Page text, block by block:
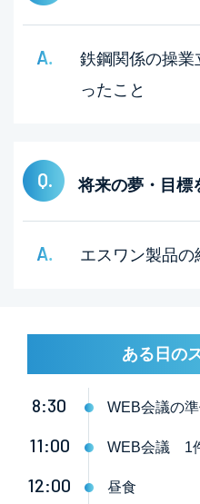
鉄鋼関係の操業
ったこと
将来の夢・目標
エスワン製品
ある日の
8:30 WEB会議の
11:00 WEB会議 1
12:00 昼食